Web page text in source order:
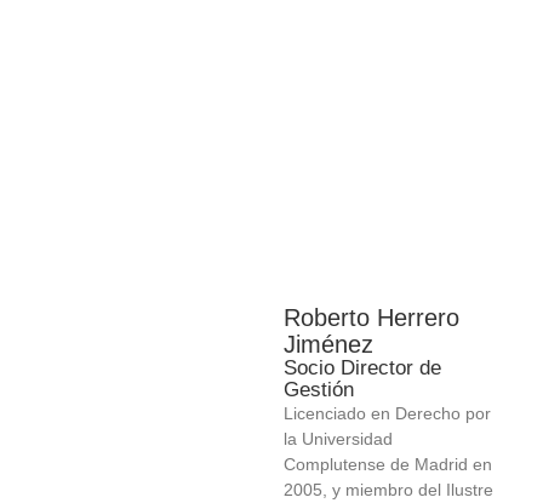
Roberto Herrero
Jiménez
Socio Director de
Gestión
Licenciado en Derecho por
la Universidad
Complutense de Madrid en
2005, y miembro del Ilustre